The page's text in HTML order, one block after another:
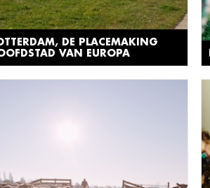
DE PLACEMAKING
VAN EUROPA